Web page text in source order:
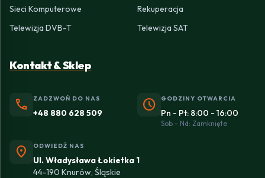
Sieci Komputerowe
Rekuperacja
Telewizja DVB-T
Telewizja SAT
Kontakt & Sklep
phone ZADZWOŃ DO NAS
+48 880 628 509 schedule GODZINY OTWARCIA
Pn - Pt: 8:00 - 16:00
Sob - Nd: Zamknięte
location_on ODWIEDŹ NAS
Ul. Władysława Łokietka 1
44-190 Knurów, Śląskie